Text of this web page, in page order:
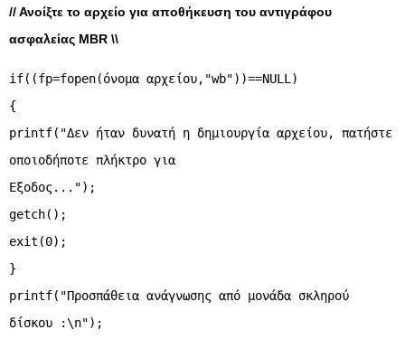
// Ανοίξτε το αρχείο για αποθήκευση του αντιγράφου
ασφαλείας MBR \\
if((fp=fopen(όνομα αρχείου,"wb"))==NULL)
{
printf("Δεν ήταν δυνατή η δημιουργία αρχείου, πατήστε
οποιοδήποτε πλήκτρο για
Εξοδος...");
getch();
exit(0);
}
printf("Προσπάθεια ανάγνωσης από μονάδα σκληρού